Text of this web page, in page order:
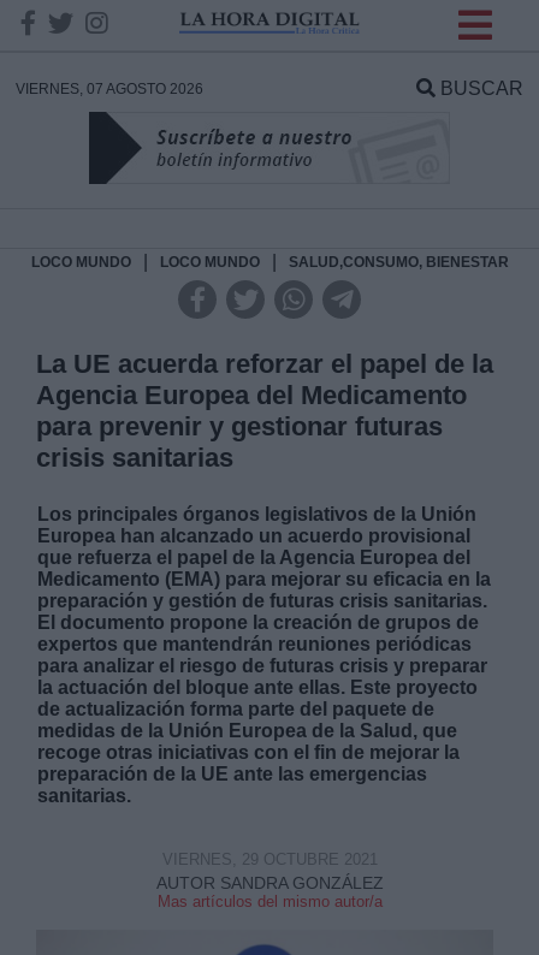
VIERNES, 07 AGOSTO 2026 BUSCAR
LOCO MUNDO LOCO MUNDO SALUD,CONSUMO, BIENESTAR
La UE acuerda reforzar el papel de la
Agencia Europea del Medicamento
para prevenir y gestionar futuras
crisis sanitarias
Los principales órganos legislativos de la Unión
Europea han alcanzado un acuerdo provisional
que refuerza el papel de la Agencia Europea del
Medicamento (EMA) para mejorar su eficacia en la
preparación y gestión de futuras crisis sanitarias.
El documento propone la creación de grupos de
expertos que mantendrán reuniones periódicas
para analizar el riesgo de futuras crisis y preparar
la actuación del bloque ante ellas. Este proyecto
de actualización forma parte del paquete de
medidas de la Unión Europea de la Salud, que
recoge otras iniciativas con el fin de mejorar la
preparación de la UE ante las emergencias
sanitarias.
AUTOR SANDRA GONZÁLEZ
Mas artículos del mismo autor/a
VIERNES, 29 OCTUBRE 2021
DATOS
Responsable:
Legitimación:
Derechos:
link
Información adicional